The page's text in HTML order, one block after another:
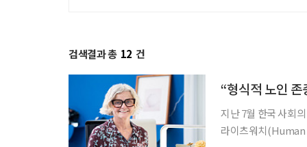
검색결과 총 12 건
“형식적 노인
지난 7월 한국 사회
라이츠워치(Human